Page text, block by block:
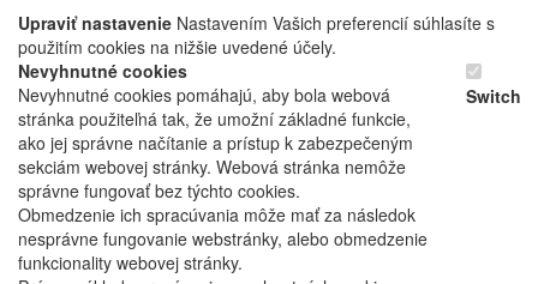
Upraviť nastavenie Nastavením Vašich preferencií súhlasíte s
použitím cookies na nižšie uvedené účely.
Nevyhnutné cookies
Nevyhnutné cookies pomáhajú, aby bola webová
stránka použiteľná tak, že umožní základné funkcie,
ako jej správne načítanie a prístup k zabezpečeným
sekciám webovej stránky. Webová stránka nemôže
správne fungovať bez týchto cookies.
Obmedzenie ich spracúvania môže mať za následok
nesprávne fungovanie webstránky, alebo obmedzenie
funkcionality webovej stránky.
Switch